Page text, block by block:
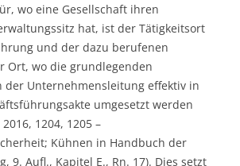
wo eine Gesellschaft ihren
hat, ist der Tätigkeitsort
und der dazu berufenen
Ort, wo die grundlegenden
der Unternehmensleitung effektiv in
umgesetzt werden
2016, 1204, 1205 –
Kühnen in Handbuch der
9. Aufl., Kapitel E., Rn. 17). Dies setzt